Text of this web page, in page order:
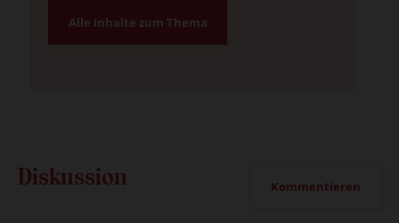
Alle Inhalte zum Thema
Diskussion Kommentieren